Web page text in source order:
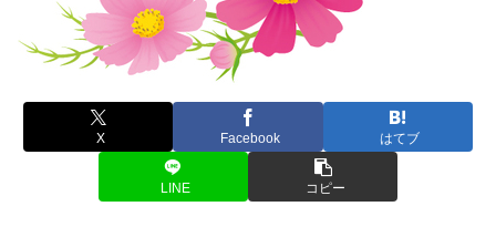
X Facebook はてブ
LINE コピー